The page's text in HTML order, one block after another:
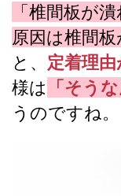
「椎間板が
原因は椎間
と、 定着理由
様は
「そう
うのですね。